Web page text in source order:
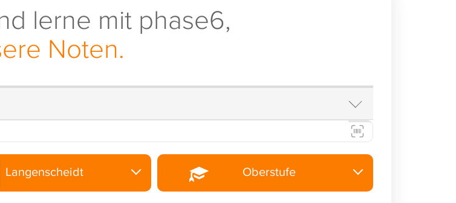
lerne mit phase6,
Noten.
Langenscheidt Oberstufe